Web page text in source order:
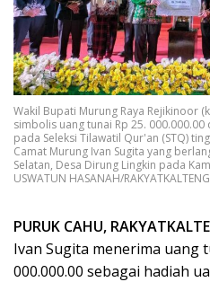
Wakil Bupati Murung Raya Rejikinoor
simbolis uang tunai Rp 25.
pada Seleksi Tilawatil Qur'an (STQ)
Camat Murung Ivan Sugita yang
Selatan, Desa Dirung Lingkin pada
USWATUN HASANAH/
PURUK CAHU,
Ivan Sugita menerima uang
000.000.00 sebagai hadiah